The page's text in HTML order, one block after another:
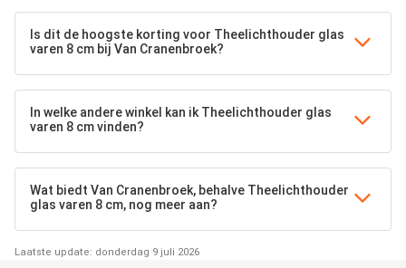
Is dit de hoogste korting voor Theelichthouder glas
varen 8 cm bij Van Cranenbroek?
In welke andere winkel kan ik Theelichthouder glas
varen 8 cm vinden?
Wat biedt Van Cranenbroek, behalve Theelichthouder
glas varen 8 cm, nog meer aan?
Laatste update: donderdag 9 juli 2026